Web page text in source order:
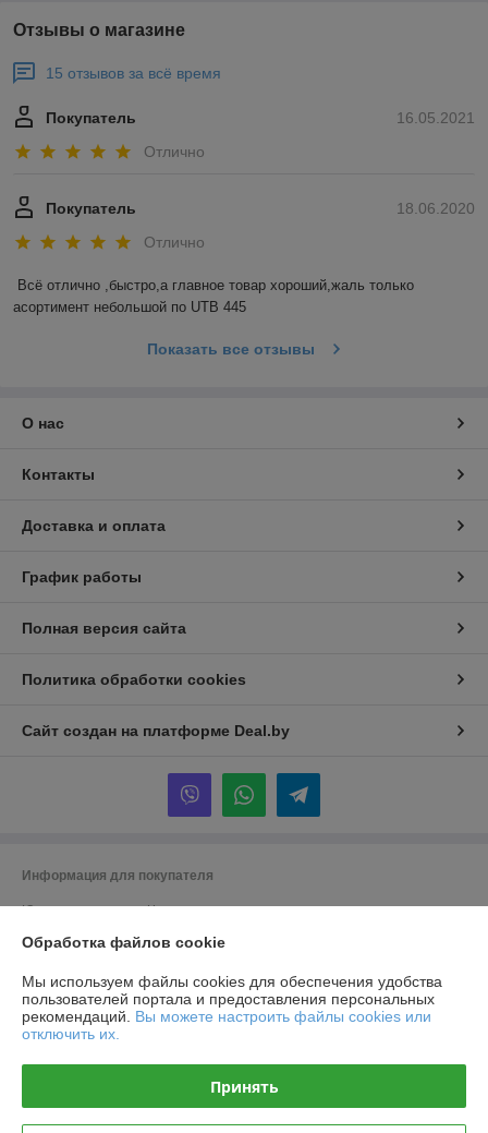
Отзывы о магазине
15 отзывов за всё время
16.05.2021
Покупатель
Отлично
18.06.2020
Покупатель
Отлично
Всё отлично ,быстро,а главное товар хороший,жаль только
асортимент небольшой по UTB 445
Показать все отзывы
О нас
Контакты
Доставка и оплата
График работы
Полная версия сайта
Политика обработки cookies
Сайт создан на платформе Deal.by
Информация для покупателя
Юридическое лицо:Частное производственно-торговое унитарное
г. Брест ул. Вычулки 113
Регистрационный номер ЕГР: 291348590
УНП: 291348590
Дата регистрации компании: 19.11.2014
Обработка файлов cookie
Мы используем файлы cookies для обеспечения удобства
пользователей портала и предоставления персональных
рекомендаций. Вы можете настроить файлы cookies или
отключить их.
Принять